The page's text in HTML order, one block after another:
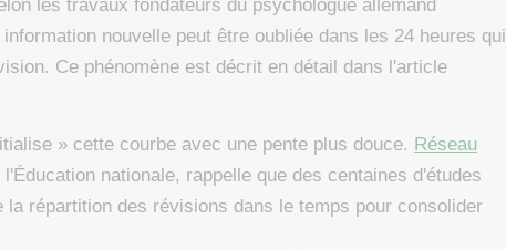
les travaux fondateurs du psychologue allemand
nouvelle peut être oubliée dans les 24 heures qui
Ce phénomène est décrit en détail dans l'article
» cette courbe avec une pente plus douce. Réseau
nationale, rappelle que des centaines d'études
répartition des révisions dans le temps pour consolider